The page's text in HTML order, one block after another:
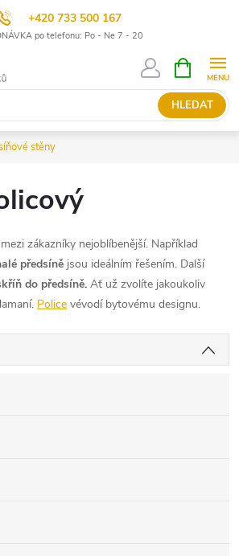
+420 733 500 167
po telefonu: Po - Ne 7 - 20
HLEDAT
NÁKUPNÍ
KOŠÍK
stěny
zákazníky nejoblíbenější. Například
předsíně jsou ideálním řešením. Další
do předsíně. Ať už zvolíte jakoukoliv
Police vévodí bytovému designu.